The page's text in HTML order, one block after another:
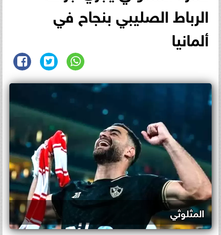
الرباط الصليبي بنجاح في
ألمانيا
المثلوثي